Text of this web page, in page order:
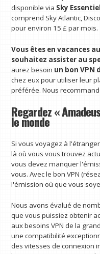
disponible via Sky
comprend Sky Atlantic,
pour environ 15 £ par mois.
Vous êtes en vacances
souhaitez assister au
aurez besoin un bon VPN
chez eux pour utiliser leur
préférée. Nous
Regardez «
le monde
Si vous voyagez à
là où vous vous trouvez
vous devez manquer
vous. Avec le bon VPN
l'émission où que vous
Nous avons évalué de
que vous puissiez obtenir
aux besoins VPN de la
une compatibilité
des vitesses de connexion